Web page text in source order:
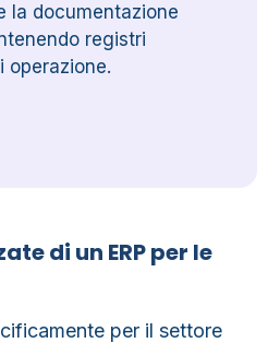
la documentazione
registri
operazione.
di un ERP per le
per il settore